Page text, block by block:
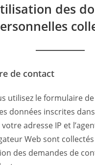
des
de contact
utilisez le formulaire
données inscrites
adresse IP et
Web sont
des demandes de